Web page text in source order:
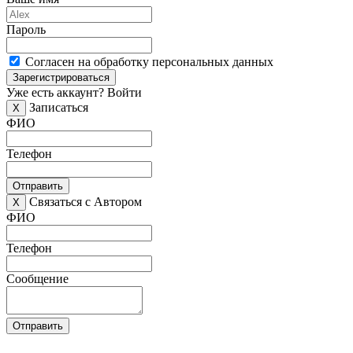
Пароль
Согласен на обработку персональных данных
Зарегистрироваться
Уже есть аккаунт? Войти
X
Записаться
ФИО
Телефон
Отправить
X
Связаться с Автором
ФИО
Телефон
Сообщение
Отправить